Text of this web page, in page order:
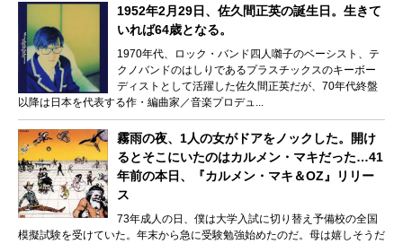
1952年2月29日、佐久間正英の誕生日。生きて
いれば64歳となる。
1970年代、ロック・バンド四人囃子のベーシスト、テ
クノバンドのはしりであるプラスチックスのキーボー
ディストとして活躍した佐久間正英だが、70年代終盤
以降は日本を代表する作・編曲家／音楽プロデュ...
霧雨の夜、1人の女がドアをノックした。開け
るとそこにいたのはカルメン・マキだった…41
年前の本日、『カルメン・マキ＆OZ』リリー
ス
73年成人の日、僕は大学入試に切り替え予備校の全国
模擬試験を受けていた。年末から急に受験勉強始めたのだ。母は嬉しそうだ